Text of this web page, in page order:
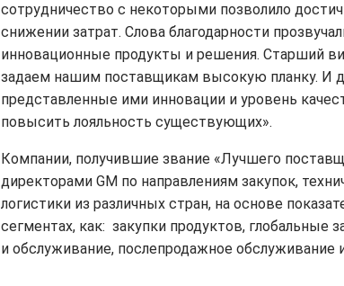
сотрудничество с некоторыми позволило
снижении затрат. Слова благодарности
инновационные продукты и решения. Старший
задаем нашим поставщикам высокую планку. И
представленные ими инновации и уровень
повысить лояльность существующих».
Компании, получившие звание «Лучшего
директорами GM по направлениям закупок,
логистики из различных стран, на основе
сегментах, как: закупки продуктов, глобальные
и обслуживание, послепродажное обслуживание